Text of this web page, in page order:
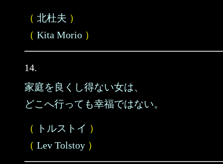
（ 北杜夫 ）
（ Kita Morio ）
14.
家庭を良くし得ない女は、
どこへ行っても幸福ではない。
（ トルストイ ）
（ Lev Tolstoy ）